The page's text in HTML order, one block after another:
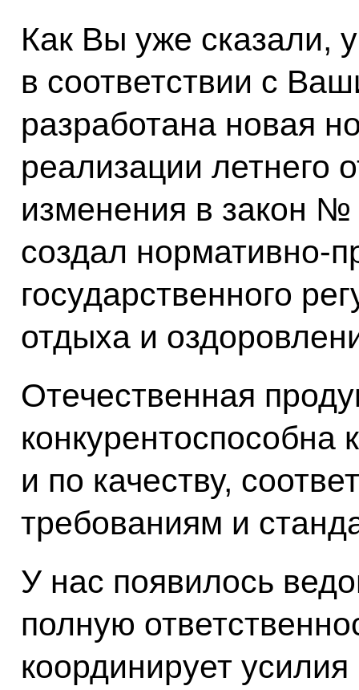
Как Вы уже сказали,
в соответствии с
разработана новая
реализации летнего
изменения в закон №
создал нормативно-
государственного
отдыха и
Отечественная
конкурентоспособна
и по качеству,
требованиям и
У нас появилось
полную
координирует усилия